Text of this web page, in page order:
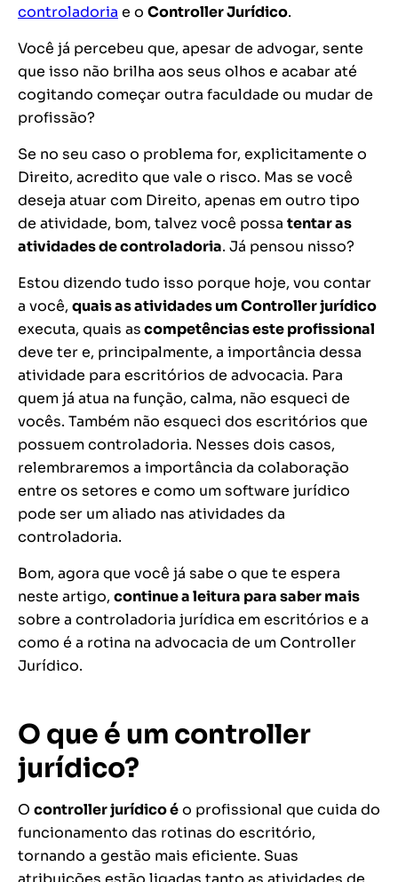
controladoria e o Controller Jurídico.
Você já percebeu que, apesar de advogar, sente
que isso não brilha aos seus olhos e acabar até
cogitando começar outra faculdade ou mudar de
profissão?
Se no seu caso o problema for, explicitamente o
Direito, acredito que vale o risco. Mas se você
deseja atuar com Direito, apenas em outro tipo
de atividade, bom, talvez você possa tentar as
atividades de controladoria. Já pensou nisso?
Estou dizendo tudo isso porque hoje, vou contar
a você, quais as atividades um Controller jurídico
executa, quais ascompetências este profissional
deve ter e, principalmente, a importância dessa
atividade para escritórios de advocacia. Para
quem já atua na função, calma, não esqueci de
vocês. Também não esqueci dos escritórios que
possuem controladoria. Nesses dois casos,
relembraremos a importância da colaboração
entre os setores e como um software jurídico
pode ser um aliado nas atividades da
controladoria.
Bom, agora que você já sabe o que te espera
neste artigo, continue a leitura para saber mais
sobre a controladoria jurídica em escritórios e a
como é a rotina na advocacia de um Controller
Jurídico.
O que é um controller
jurídico?
O controller jurídico éo profissional que cuida do
funcionamento das rotinas do escritório,
tornando a gestão mais eficiente. Suas